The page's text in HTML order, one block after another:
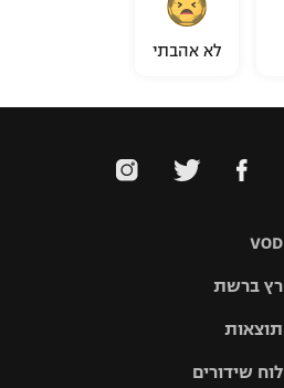
לא אהבתי
VOD
רץ ברשת
תוצאות
לוח שידורים